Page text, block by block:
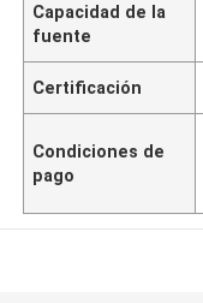
Capacidad de la
fuente
Certificación
Condiciones de
pago